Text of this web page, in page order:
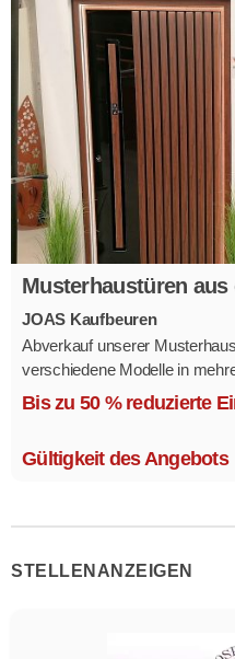
Musterhaustüren
JOAS Kaufbeuren
Abverkauf unserer
verschiedene Modelle in
Ausstattungsvarianten.
Bis zu 50 % reduzierte
Gültigkeit des Angebots
STELLENANZEIGEN